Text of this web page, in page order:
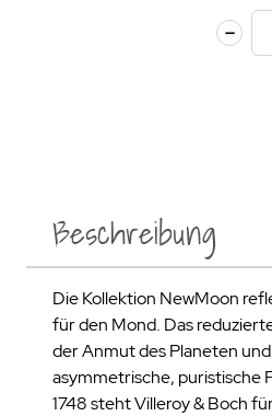
Menge
Beschreibung
Die Kollektion NewMoon
für den Mond. Das
der Anmut des Planeten
asymmetrische, puristische
1748 steht Villeroy & Boch